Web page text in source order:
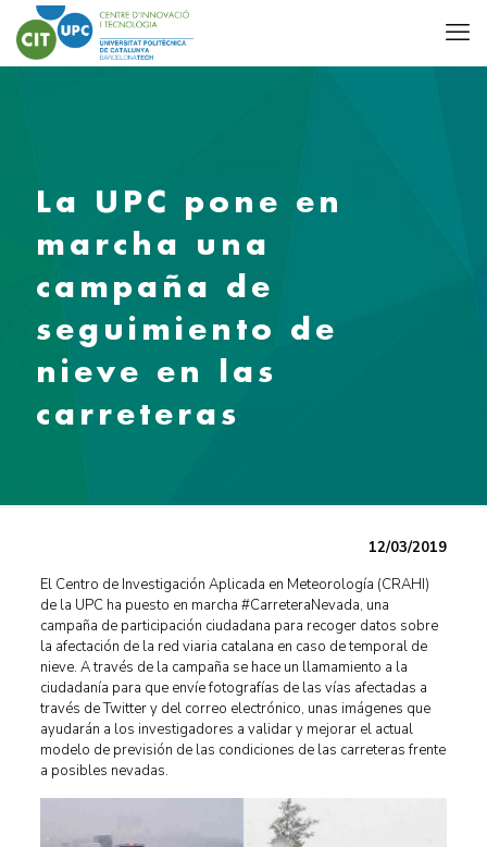
La UPC pone en
marcha una
campaña de
seguimiento de
nieve en las
carreteras
12/03/2019
El Centro de Investigación Aplicada en Meteorología (CRAHI)
de la UPC ha puesto en marcha #CarreteraNevada, una
campaña de participación ciudadana para recoger datos sobre
la afectación de la red viaria catalana en caso de temporal de
nieve. A través de la campaña se hace un llamamiento a la
ciudadanía para que envíe fotografías de las vías afectadas a
través de Twitter y del correo electrónico, unas imágenes que
ayudarán a los investigadores a validar y mejorar el actual
modelo de previsión de las condiciones de las carreteras frente
a posibles nevadas.